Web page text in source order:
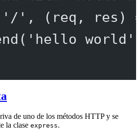
'/' , ( req , res )
( 'hello world'
de uno de los métodos HTTP y se
la clase express.